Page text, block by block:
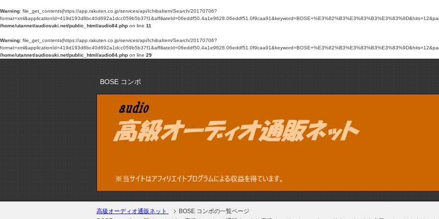
Warning: file_get_contents(https://app.rakuten.co.jp/services/api/IchibaItem/Search/20170706?
/home/utannet/audiosuki.net/public_html/audio84.php on line 11
Warning: file_get_contents(https://app.rakuten.co.jp/services/api/IchibaItem/Search/20170706?
/home/utannet/audiosuki.net/public_html/audio84.php on line 29
BOSE コンポ
高級オーディオ通販ネット
BOSE コンポの一覧ページ